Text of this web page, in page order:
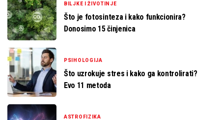
BILJKE I ŽIVOTINJE
Što je fotosinteza i kako funkcionira?
Donosimo 15 činjenica
PSIHOLOGIJA
Što uzrokuje stres i kako ga kontrolirati?
Evo 11 metoda
ASTROFIZIKA